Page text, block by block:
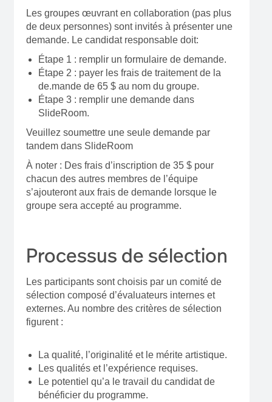
Les groupes œuvrant en collaboration (pas plus
de deux personnes) sont invités à présenter une
demande. Le candidat responsable doit:
Étape 1 : remplir un formulaire de demande.
Étape 2 : payer les frais de traitement de la
de.mande de 65 $ au nom du groupe.
Étape 3 : remplir une demande dans
SlideRoom.
Veuillez soumettre une seule demande par
tandem dans SlideRoom
À noter : Des frais d’inscription de 35 $ pour
chacun des autres membres de l’équipe
s’ajouteront aux frais de demande lorsque le
groupe sera accepté au programme.
Processus de sélection
Les participants sont choisis par un comité de
sélection composé d’évaluateurs internes et
externes. Au nombre des critères de sélection
figurent :
La qualité, l’originalité et le mérite artistique.
Les qualités et l’expérience requises.
Le potentiel qu’a le travail du candidat de
bénéficier du programme.